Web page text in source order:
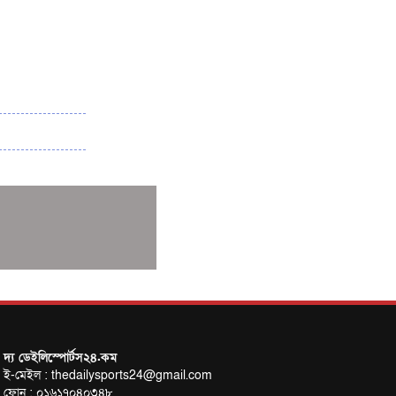
নতুন সভাপতি পাচ্ছে ক্রিকেটের আইন প্রণয়নকারী
আফঈদারা
নিউজিল্যান্ড টেস্ট দলে ফক্সক্রফট
বাধ্যতামূলক করা হবে: ক্রীড়া প্রতিমন্ত্রী
দ্য ডেইলিস্পোর্টস২৪.কম
ই-মেইল : thedailysports24@gmail.com
ফোন : ০১৬১৭০৪০৩৪৮